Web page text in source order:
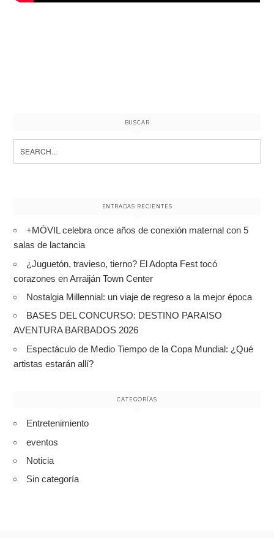
BUSCAR
ENTRADAS RECIENTES
+MÓVIL celebra once años de conexión maternal con 5
salas de lactancia
¿Juguetón, travieso, tierno? El Adopta Fest tocó
corazones en Arraiján Town Center
Nostalgia Millennial: un viaje de regreso a la mejor época
BASES DEL CONCURSO: DESTINO PARAISO
AVENTURA BARBADOS 2026
Espectáculo de Medio Tiempo de la Copa Mundial: ¿Qué
artistas estarán allí?
CATEGORÍAS
Entretenimiento
eventos
Noticia
Sin categoría